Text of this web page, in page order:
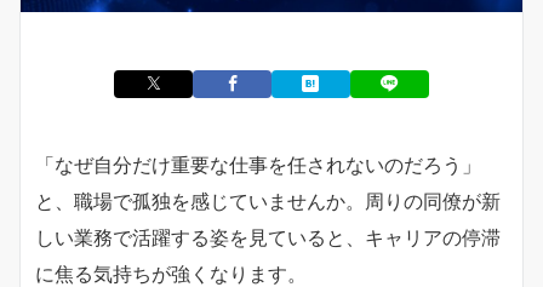
「なぜ自分だけ重要な仕事を任されないのだろう」
と、職場で孤独を感じていませんか。周りの同僚が新
しい業務で活躍する姿を見ていると、キャリアの停滞
に焦る気持ちが強くなります。